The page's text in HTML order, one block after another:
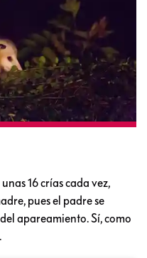
16 crías cada vez,
pues el padre se
apareamiento. Sí, como